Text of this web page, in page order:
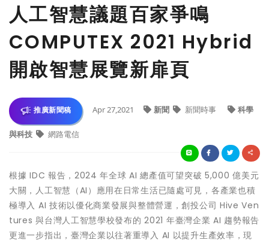
人工智慧議題百家爭鳴
COMPUTEX 2021 Hybrid
開啟智慧展覽新扉頁
推廣新聞稿 Apr 27,2021 新聞 新聞時事 科學
與科技 網路電信
根據 IDC 報告，2024 年全球 AI 總產值可望突破 5,000 億美元
大關，人工智慧（AI）應用在日常生活已隨處可見，各產業也積
極導入 AI 技術以優化商業發展與整體營運，創投公司 Hive Ven
tures 與台灣人工智慧學校發布的 2021 年臺灣企業 AI 趨勢報告
更進一步指出，臺灣企業以往著重導入 AI 以提升生產效率，現